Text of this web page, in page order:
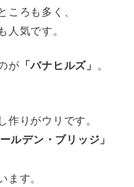
ろも多く、
気です。
が 「バナヒルズ」 。
りがウリです。
ールデン・ブリッジ」
す。